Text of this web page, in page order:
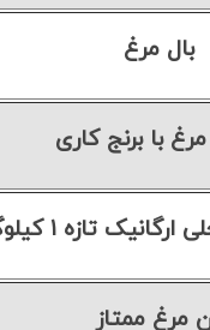
بال مرغ
با برنج کاری
تازه ۱ کیلوگرم
مرغ ممتاز